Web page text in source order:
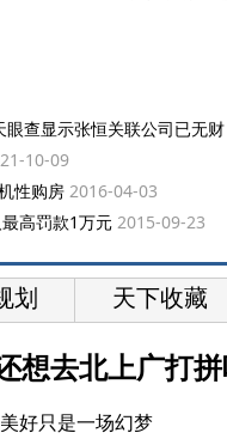
查显示张恒关联公司已无财
10-09
性购房 2016-04-03
高罚款1万元 2015-09-23
划 天下收藏
想去北上广打拼
好只是一场幻梦